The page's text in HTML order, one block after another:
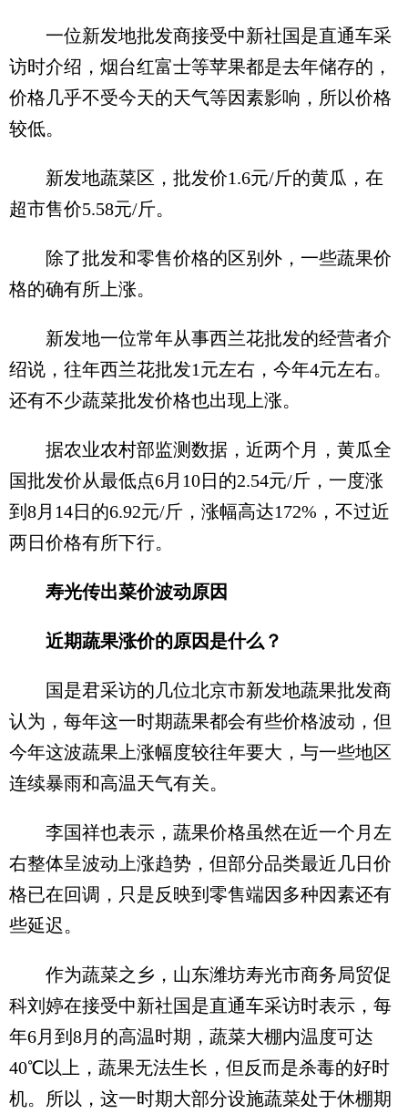
一位新发地批发商接受中新社国是直通车采
访时介绍，烟台红富士等苹果都是去年储存的，
价格几乎不受今天的天气等因素影响，所以价格
较低。
新发地蔬菜区，批发价1.6元/斤的黄瓜，在
超市售价5.58元/斤。
除了批发和零售价格的区别外，一些蔬果价
格的确有所上涨。
新发地一位常年从事西兰花批发的经营者介
绍说，往年西兰花批发1元左右，今年4元左右。
还有不少蔬菜批发价格也出现上涨。
据农业农村部监测数据，近两个月，黄瓜全
国批发价从最低点6月10日的2.54元/斤，一度涨
到8月14日的6.92元/斤，涨幅高达172%，不过近
两日价格有所下行。
寿光传出菜价波动原因
近期蔬果涨价的原因是什么？
国是君采访的几位北京市新发地蔬果批发商
认为，每年这一时期蔬果都会有些价格波动，但
今年这波蔬果上涨幅度较往年要大，与一些地区
连续暴雨和高温天气有关。
李国祥也表示，蔬果价格虽然在近一个月左
右整体呈波动上涨趋势，但部分品类最近几日价
格已在回调，只是反映到零售端因多种因素还有
些延迟。
作为蔬菜之乡，山东潍坊寿光市商务局贸促
科刘婷在接受中新社国是直通车采访时表示，每
年6月到8月的高温时期，蔬菜大棚内温度可达
40℃以上，蔬果无法生长，但反而是杀毒的好时
机。所以，这一时期大部分设施蔬菜处于休棚期